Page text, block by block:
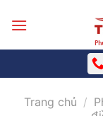
Trang chủ /